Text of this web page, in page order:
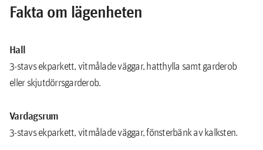
Fakta om lägenheten
Hall
3-stavs ekparkett, vitmålade väggar, hatthylla samt garderob
eller skjutdörrsgarderob.
Vardagsrum
3-stavs ekparkett, vitmålade väggar, fönsterbänk av kalksten.